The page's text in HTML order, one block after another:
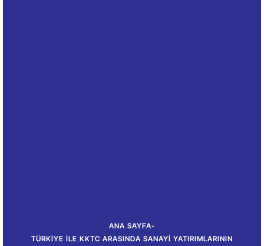
ANA SAYFA-
TÜRKIYE ILE KKTC ARASINDA SANAYI YATIRIMLARININ